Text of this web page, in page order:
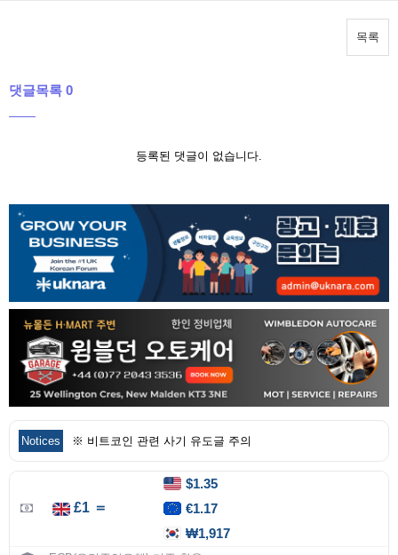
목록
댓글목록 0
등록된 댓글이 없습니다.
Notices ※ 비트코인 관련 사기 유도글 주의
$1.35
£1 ＝
€1.17
₩1,917